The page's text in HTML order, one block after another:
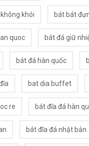
khói bát bát
quoc bát đá giữ
bát đá hàn quốc
bat dia buffet
re bát đĩa đá hàn
bát đĩa đá nhật bản